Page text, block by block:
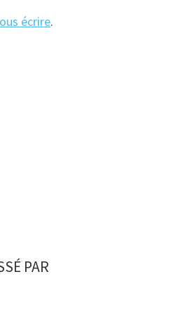
écrire.
PAR